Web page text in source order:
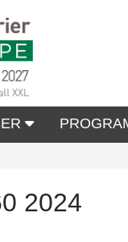
2024